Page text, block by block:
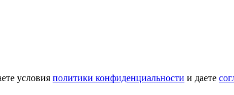
условия политики конфиденциальности и даете